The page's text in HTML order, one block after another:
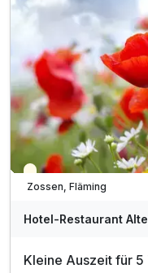
Teilweise ausgelastet
Zossen, Fläming
Hotel-Restaurant
Kleine Auszeit für 5